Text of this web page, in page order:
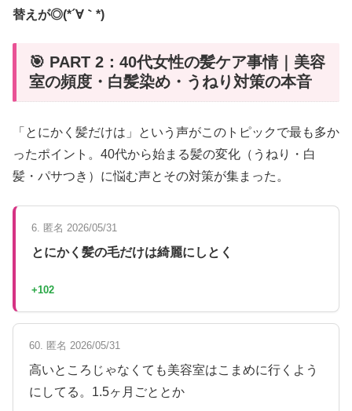
替えが◎(*´∀｀*)
🎯 PART 2：40代女性の髪ケア事情｜美容
室の頻度・白髪染め・うねり対策の本音
「とにかく髪だけは」という声がこのトピックで最も多か
ったポイント。40代から始まる髪の変化（うねり・白
髪・パサつき）に悩む声とその対策が集まった。
6. 匿名 2026/05/31
とにかく髪の毛だけは綺麗にしとく
+102
60. 匿名 2026/05/31
高いところじゃなくても美容室はこまめに行くよう
にしてる。1.5ヶ月ごととか